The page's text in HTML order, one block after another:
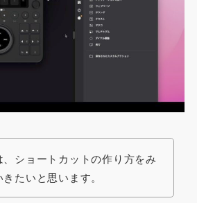
、ショートカットの作り方をみ
たいと思います。